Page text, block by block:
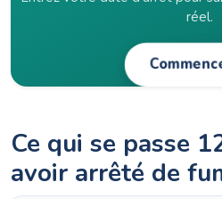
réel.
Ce qui se passe
avoir arrêté de